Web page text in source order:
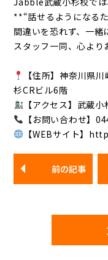
**“話せるようになる
間違いを恐れず、一緒
スタッフ一同、心より
【住所】神奈川県
杉CRビル6階
【アクセス】武蔵
【お問い合わせ】
【WEBサイト】
前の記事